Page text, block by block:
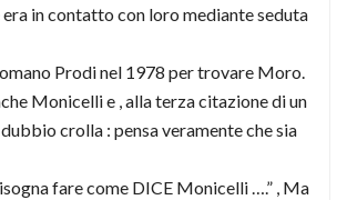
in contatto con loro mediante seduta
Prodi nel 1978 per trovare Moro.
Monicelli e , alla terza citazione di un
crolla : pensa veramente che sia
fare come DICE Monicelli ….” , Ma